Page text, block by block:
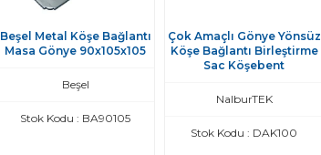
Beşel Metal Köşe Bağlantı
Masa Gönye 90x105x105
Beşel
Stok Kodu : BA90105
Çok Amaçlı Gönye Yönsüz
Köşe Bağlantı Birleştirme
Sac Köşebent
NalburTEK
Stok Kodu : DAK100